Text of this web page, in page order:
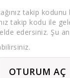
takip
takip kodu ile
edersiniz. Şu
OTURUM AÇ